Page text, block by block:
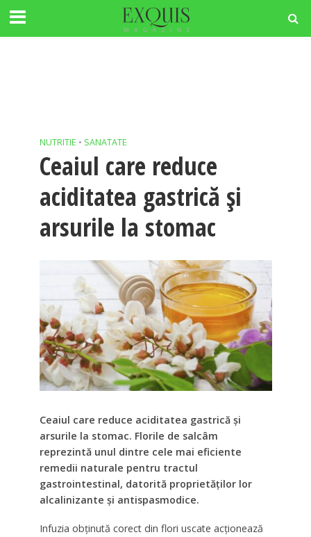
NUTRITIE • SANATATE
Ceaiul care reduce
aciditatea gastrică și
arsurile la stomac
Ceaiul care reduce aciditatea gastrică și
arsurile la stomac. Florile de salcâm
reprezintă unul dintre cele mai eficiente
remedii naturale pentru tractul
gastrointestinal, datorită proprietăților lor
alcalinizante și antispasmodice.
Infuzia obținută corect din flori uscate acționează